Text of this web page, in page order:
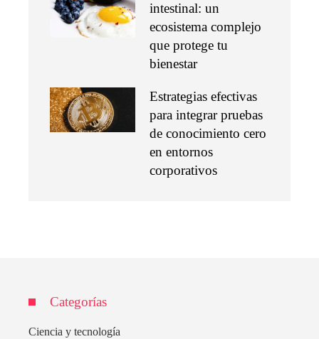
intestinal: un
ecosistema complejo
que protege tu
bienestar
Estrategias efectivas
para integrar pruebas
de conocimiento cero
en entornos
corporativos
Categorías
Ciencia y tecnología